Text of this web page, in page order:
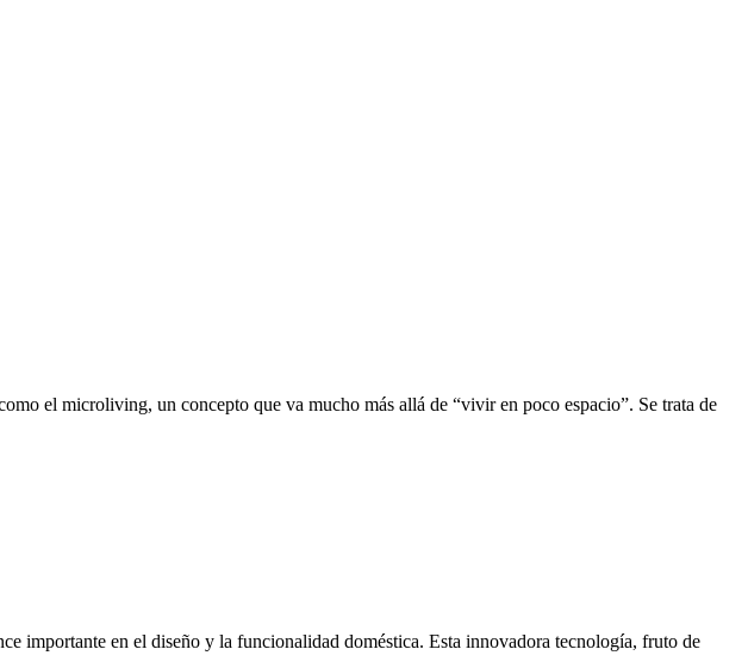
el microliving, un concepto que va mucho más allá de “vivir en poco espacio”. Se trata de
importante en el diseño y la funcionalidad doméstica. Esta innovadora tecnología, fruto de